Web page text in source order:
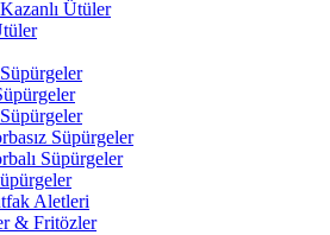
Ütüler
Süpürgeler
Süpürgeler
Aletleri
& Fritözler